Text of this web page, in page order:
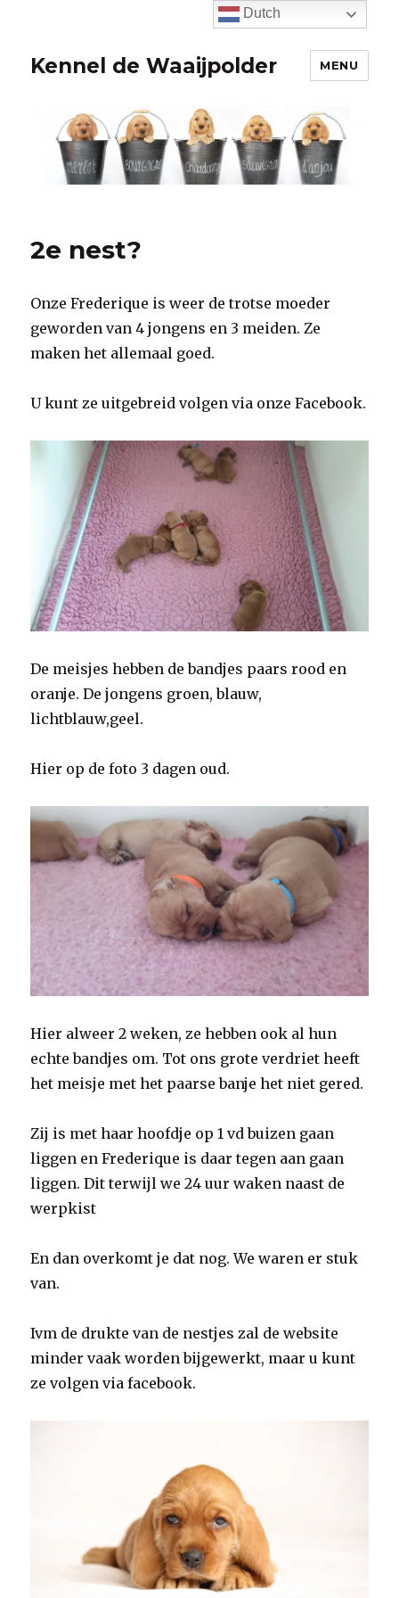
Kennel de Waaijpolder MENU
2e nest?
Onze Frederique is weer de trotse moeder
geworden van 4 jongens en 3 meiden. Ze
maken het allemaal goed.
U kunt ze uitgebreid volgen via onze Facebook.
De meisjes hebben de bandjes paars rood en
oranje. De jongens groen, blauw,
lichtblauw,geel.
Hier op de foto 3 dagen oud.
Hier alweer 2 weken, ze hebben ook al hun
echte bandjes om. Tot ons grote verdriet heeft
het meisje met het paarse banje het niet gered.
Zij is met haar hoofdje op 1 vd buizen gaan
liggen en Frederique is daar tegen aan gaan
liggen. Dit terwijl we 24 uur waken naast de
werpkist
En dan overkomt je dat nog. We waren er stuk
van.
Ivm de drukte van de nestjes zal de website
minder vaak worden bijgewerkt, maar u kunt
ze volgen via facebook.
Dutch